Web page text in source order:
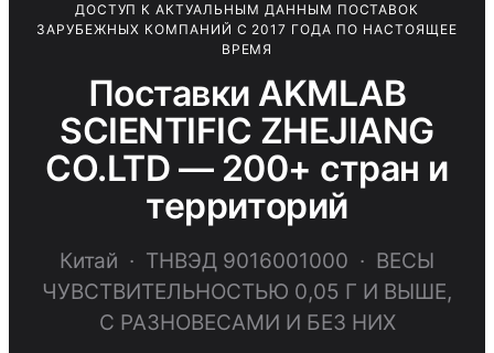
ДОСТУП К АКТУАЛЬНЫМ ДАННЫМ ПОСТАВОК
ЗАРУБЕЖНЫХ КОМПАНИЙ С 2017 ГОДА ПО НАСТОЯЩЕЕ
ВРЕМЯ
Поставки AKMLAB
SCIENTIFIC ZHEJIANG
CO.LTD — 200+ стран и
территорий
Китай · ТНВЭД 9016001000 · ВЕСЫ
ЧУВСТВИТЕЛЬНОСТЬЮ 0,05 Г И ВЫШЕ,
С РАЗНОВЕСАМИ И БЕЗ НИХ